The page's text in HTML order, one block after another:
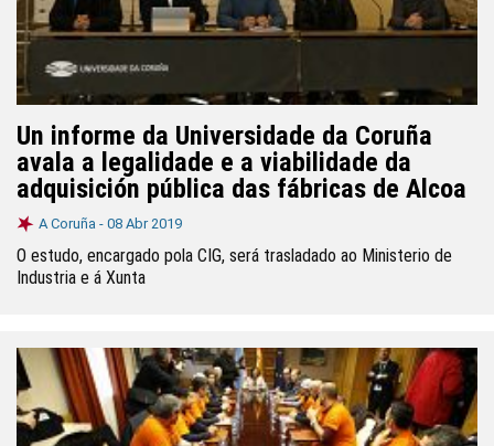
Un informe da Universidade da Coruña
avala a legalidade e a viabilidade da
adquisición pública das fábricas de Alcoa
A Coruña - 08 Abr 2019
O estudo, encargado pola CIG, será trasladado ao Ministerio de
Industria e á Xunta